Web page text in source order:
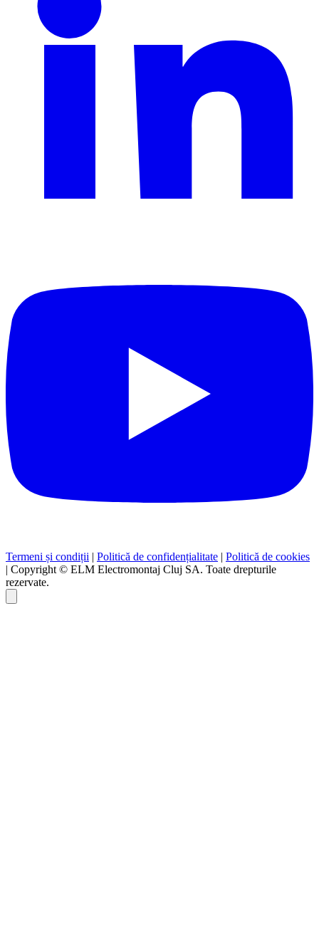
Termeni și condiții | Politică de confidențialitate | Politică de cookies
| Copyright © ELM Electromontaj Cluj SA. Toate drepturile
rezervate.